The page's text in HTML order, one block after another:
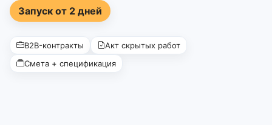
Запуск от 2 дней
B2B-контракты
Акт скрытых работ
Смета + спецификация